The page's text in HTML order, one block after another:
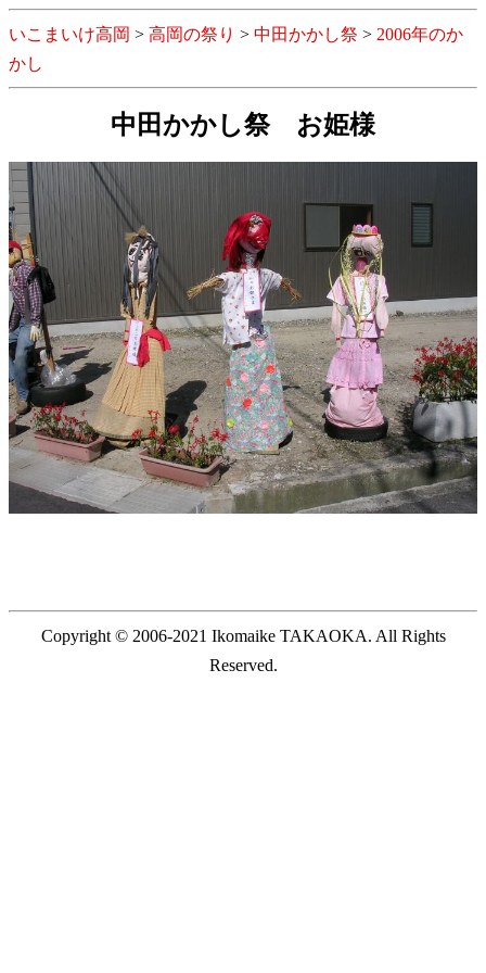
いこまいけ高岡 > 高岡の祭り > 中田かかし祭 > 2006年のか
かし
中田かかし祭 お姫様
Copyright © 2006-2021 Ikomaike TAKAOKA. All Rights
Reserved.